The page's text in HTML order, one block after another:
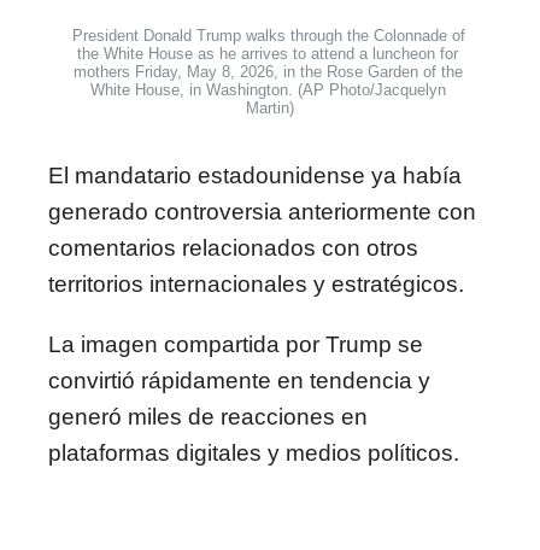
President Donald Trump walks through the Colonnade of
the White House as he arrives to attend a luncheon for
mothers Friday, May 8, 2026, in the Rose Garden of the
White House, in Washington. (AP Photo/Jacquelyn
Martin)
El mandatario estadounidense ya había
generado controversia anteriormente con
comentarios relacionados con otros
territorios internacionales y estratégicos.
La imagen compartida por Trump se
convirtió rápidamente en tendencia y
generó miles de reacciones en
plataformas digitales y medios políticos.